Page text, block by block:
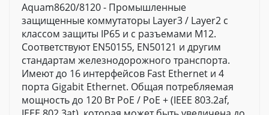
Aquam8620/8120 - Промышленные
защищенные коммутаторы Layer3 / Layer2 с
классом защиты IP65 и с разъемами M12.
Соответствуют EN50155, EN50121 и другим
стандартам железнодорожного транспорта.
Имеют до 16 интерфейсов Fast Ethernet и 4
порта Gigabit Ethernet. Общая потребляемая
мощность до 120 Вт PoE / PoE + (IEEE 803.2af,